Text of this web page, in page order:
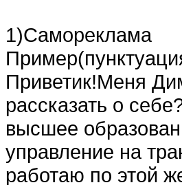
1)Самореклама
Приветик!Меня
рассказать о
высшее
управление на
работаю по этой